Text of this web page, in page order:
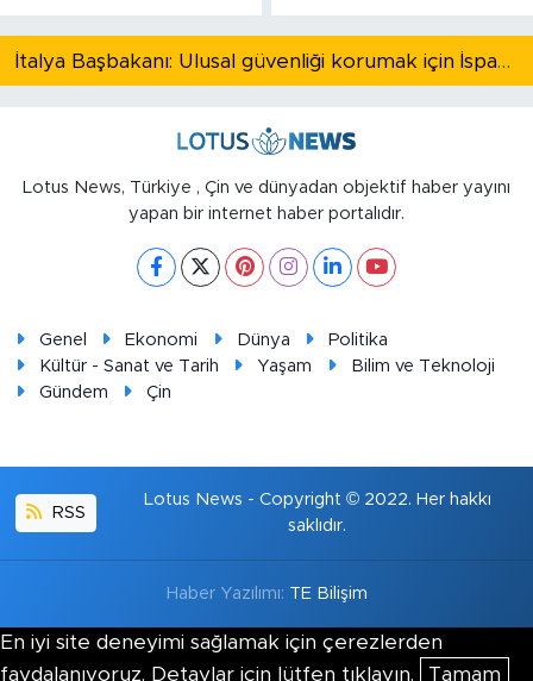
İtalya Başbakanı: Ulusal güvenliği korumak için İspanya ile Schengen kapsamındaki serbest dolaşımı askıya alıyoruz
Lotus News, Türkiye , Çin ve dünyadan objektif haber yayını
yapan bir internet haber portalıdır.
Genel Ekonomi Dünya
Politika
Kültür - Sanat ve Tarih
Yaşam
Bilim ve Teknoloji
Gündem
Çin
RSS
Lotus News - Copyright © 2022. Her hakkı
saklıdır.
Haber Yazılımı: TE Bilişim
En iyi site deneyimi sağlamak için çerezlerden
faydalanıyoruz. Detaylar için lütfen tıklayın.
Tamam